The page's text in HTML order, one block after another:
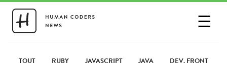
☰
PARTAGER UN LIEN
TOUT RUBY JAVASCRIPT JAVA DEV. FRONT